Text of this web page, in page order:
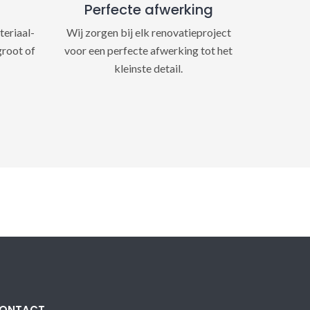
of
Perfecte afwerking
Wij zorgen bij elk renovatieproject
voor een perfecte afwerking tot het
kleinste detail.